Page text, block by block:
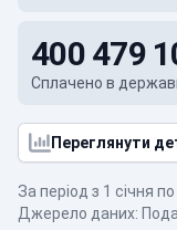
Сплачено в
400 479
Переглянути
За період з 1 січня
Джерело даних: